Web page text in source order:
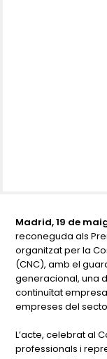
Madrid, 19 de
reconeguda als
organitzat per la
(CNC), amb el
generacional, una
continuïtat
empreses del
L’acte, celebrat al
professionals i